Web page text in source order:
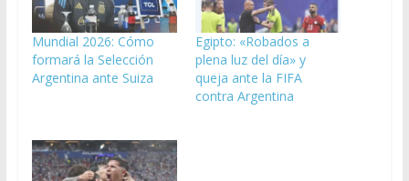
Mundial 2026: Cómo
formará la Selección
Argentina ante Suiza
Egipto: «Robados a
plena luz del día» y
queja ante la FIFA
contra Argentina